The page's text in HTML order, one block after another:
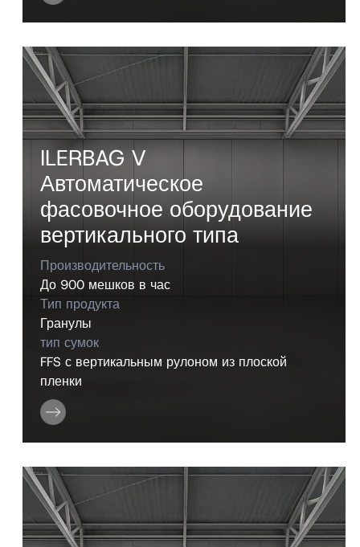
ILERBAG V
Автоматическое
фасовочное оборудование
вертикального типа
Производительность
До 900 мешков в час
Тип продукта
Гранулы
тип сумок
FFS с вертикальным рулоном из плоской
пленки